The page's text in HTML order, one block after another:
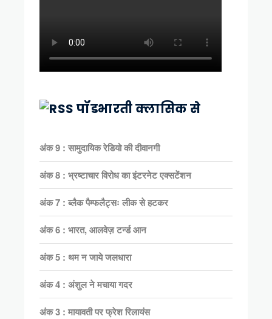
पॉडभारती क्लासिक से
अंक 9 : सामुदायिक रेडियो की दीवानगी
अंक 8 : भ्रष्टाचार विरोध का इंटरनेट एक्सटेंशन
अंक 7 : ब्लैक पैम्फलैट्सः लीक से हटकर
अंक 6 : भारत, आलवेज़ टर्न्ड आन
अंक 5 : थम न जाये जलधारा
अंक 4 : अंशुल ने मचाया गदर
अंक 3 : मायावती पर फ्रेश रिलायंस